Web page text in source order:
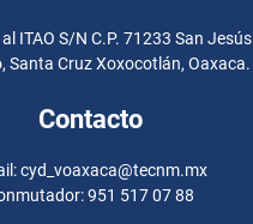
ITAO S/N C.P. 71233 San Jesús
Santa Cruz Xoxocotlán, Oaxaca.
Contacto
cyd_voaxaca@tecnm.mx
951 517 07 88